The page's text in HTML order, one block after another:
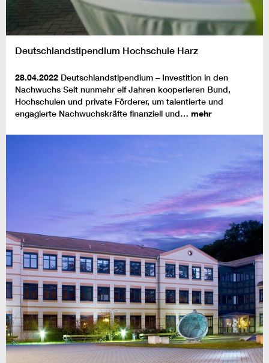
Deutschlandstipendium Hochschule Harz
28.04.2022 Deutschlandstipendium – Investition in den
Nachwuchs Seit nunmehr elf Jahren kooperieren Bund,
Hochschulen und private Förderer, um talentierte und
engagierte Nachwuchskräfte finanziell und… mehr